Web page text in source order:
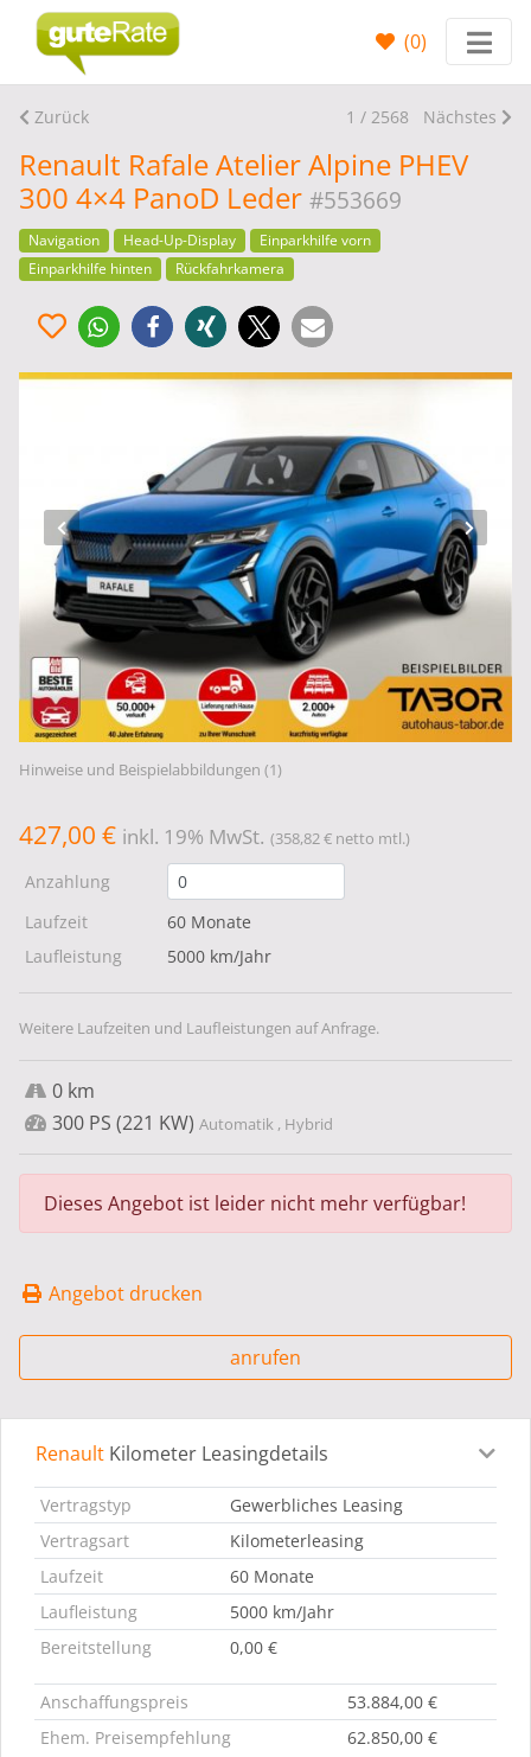
(0)
Zurück 1 / 2568 Nächstes
Renault Rafale Atelier Alpine PHEV
300 4×4 PanoD Leder #553669
Navigation Head-Up-Display
Einparkhilfe vorn
Einparkhilfe hinten
Rückfahrkamera
Hinweise und Beispielabbildungen (1)
427,00 € inkl. 19% MwSt. (358,82 € netto mtl.)
Anzahlung
Laufzeit
60 Monate
Laufleistung
5000 km/Jahr
Weitere Laufzeiten und Laufleistungen auf Anfrage.
0 km
300 PS (221 KW) Automatik , Hybrid
Dieses Angebot ist leider nicht mehr verfügbar!
Angebot drucken
anrufen
Leasingdetails Fahrzeugdetails
Renault Kilometer Leasingdetails
Vertragstyp
Gewerbliches Leasing
Vertragsart
Kilometerleasing
Laufzeit
60 Monate
Laufleistung
5000 km/Jahr
Bereitstellung
0,00 €
Anschaffungspreis
53.884,00 €
Ehem. Preisempfehlung
62.850,00 €